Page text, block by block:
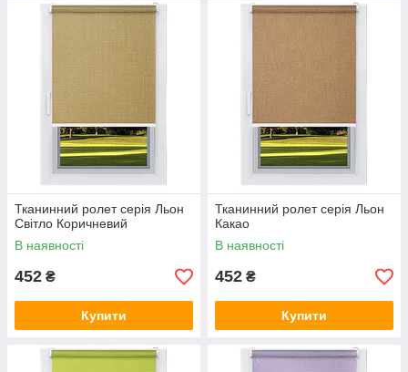
Тканинний ролет серія Льон
Світло Коричневий
В наявності
452 ₴
Купити
Тканинний ролет серія Льон
Какао
В наявності
452 ₴
Купити